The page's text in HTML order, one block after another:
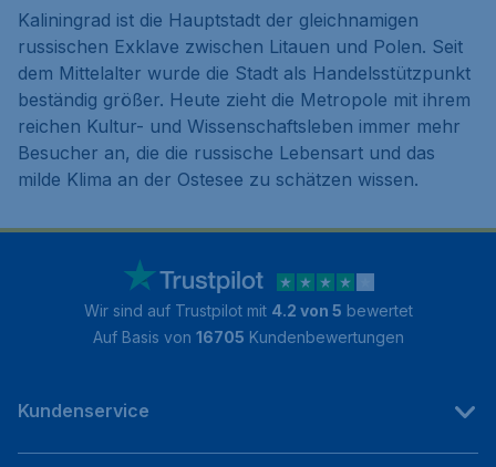
Kaliningrad ist die Hauptstadt der gleichnamigen
russischen Exklave zwischen Litauen und Polen. Seit
dem Mittelalter wurde die Stadt als Handelsstützpunkt
beständig größer. Heute zieht die Metropole mit ihrem
reichen Kultur- und Wissenschaftsleben immer mehr
Besucher an, die die russische Lebensart und das
milde Klima an der Ostesee zu schätzen wissen.
Wir sind auf Trustpilot mit 4.2 von 5 bewertet
Auf Basis von 16705 Kundenbewertungen
Kundenservice